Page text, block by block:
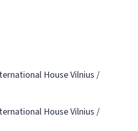
House Vilnius /
House Vilnius /